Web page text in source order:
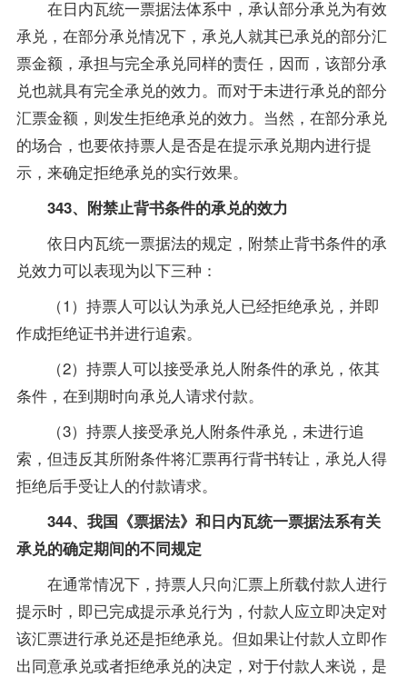
在日内瓦统一票据法体系中，承认部分承兑为有效
承兑，在部分承兑情况下，承兑人就其已承兑的部分汇
票金额，承担与完全承兑同样的责任，因而，该部分承
兑也就具有完全承兑的效力。而对于未进行承兑的部分
汇票金额，则发生拒绝承兑的效力。当然，在部分承兑
的场合，也要依持票人是否是在提示承兑期内进行提
示，来确定拒绝承兑的实行效果。
343、附禁止背书条件的承兑的效力
依日内瓦统一票据法的规定，附禁止背书条件的承
兑效力可以表现为以下三种：
（1）持票人可以认为承兑人已经拒绝承兑，并即
作成拒绝证书并进行追索。
（2）持票人可以接受承兑人附条件的承兑，依其
条件，在到期时向承兑人请求付款。
（3）持票人接受承兑人附条件承兑，未进行追
索，但违反其所附条件将汇票再行背书转让，承兑人得
拒绝后手受让人的付款请求。
344、我国《票据法》和日内瓦统一票据法系有关
承兑的确定期间的不同规定
在通常情况下，持票人只向汇票上所载付款人进行
提示时，即已完成提示承兑行为，付款人应立即决定对
该汇票进行承兑还是拒绝承兑。但如果让付款人立即作
出同意承兑或者拒绝承兑的决定，对于付款人来说，是